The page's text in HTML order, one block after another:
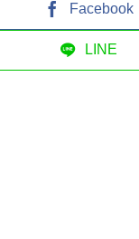
Facebook
LINE